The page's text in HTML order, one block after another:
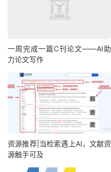
一周完成一篇C刊论文——AI助
力论文写作
资源推荐|当检索遇上AI，文献资
源触手可及